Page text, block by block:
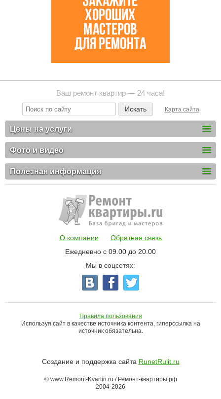
Ваш ремонт квартир — 24 часа!
Карта сайта
Цены на услуги
Фото и видео
Полезная информация
О компании
Обратная связь
Ежедневно с 09.00 до 20.00
Мы в соцсетях:
Правила пользования
Используя сайт в качестве источника контента, гиперссылка на
источник обязательна.
Создание и поддержка сайта RunetRulit.ru
© www.Remont-Kvartiri.ru / Ремонт-квартиры.рф
2004-2026